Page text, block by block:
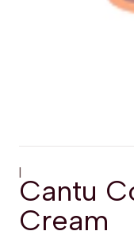
|
Cantu
Cream